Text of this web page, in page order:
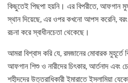
কিছুতেই পিছপা হয়নি। এর বিপরীতে, আফগান
স্থান দিয়েছে, এর ওপর কখনো আপস করেনি, বরং
রচনা করে স্বাধীনচেতা থেকেছে।
আমরা বিশ্বাস করি যে, রমজানের মোবারক মুহূর্তে
আফগান শিশু ও নারীদের চিৎকার, আর্তনাদ এবং
শহীদদের উত্তরাধিকারী ইমারাতে ইসলামিয়া